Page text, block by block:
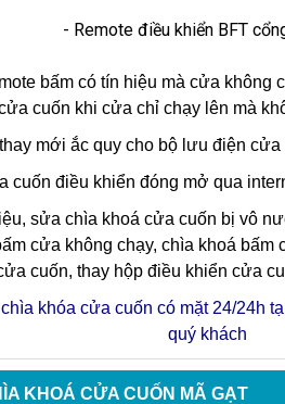
- Remote điều khiển BFT
bấm có tín hiệu mà cửa
cuốn khi cửa chỉ chạy lên mà
mới ắc quy cho bộ lưu điện
cuốn điều khiển đóng mở qua
sửa chìa khoá cửa cuốn bị vô
cửa không chạy, chìa khoá
cuốn, thay hộp điều khiển cửa
khóa cửa cuốn có mặt 24/24h
quý khách
KHOÁ CỬA CUỐN MÃ GẠT